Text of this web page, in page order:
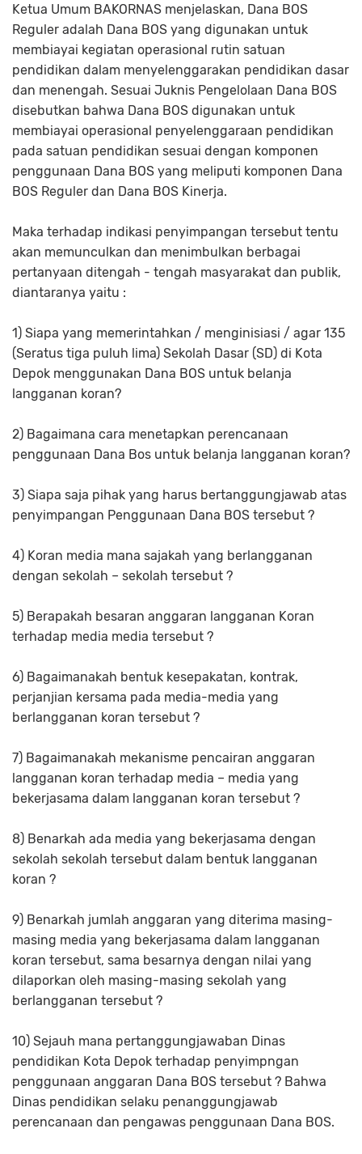
Ketua Umum BAKORNAS menjelaskan, Dana BOS
Reguler adalah Dana BOS yang digunakan untuk
membiayai kegiatan operasional rutin satuan
pendidikan dalam menyelenggarakan pendidikan dasar
dan menengah. Sesuai Juknis Pengelolaan Dana BOS
disebutkan bahwa Dana BOS digunakan untuk
membiayai operasional penyelenggaraan pendidikan
pada satuan pendidikan sesuai dengan komponen
penggunaan Dana BOS yang meliputi komponen Dana
BOS Reguler dan Dana BOS Kinerja.
Maka terhadap indikasi penyimpangan tersebut tentu
akan memunculkan dan menimbulkan berbagai
pertanyaan ditengah - tengah masyarakat dan publik,
diantaranya yaitu :
1) Siapa yang memerintahkan / menginisiasi / agar 135
(Seratus tiga puluh lima) Sekolah Dasar (SD) di Kota
Depok menggunakan Dana BOS untuk belanja
langganan koran?
2) Bagaimana cara menetapkan perencanaan
penggunaan Dana Bos untuk belanja langganan koran?
3) Siapa saja pihak yang harus bertanggungjawab atas
penyimpangan Penggunaan Dana BOS tersebut ?
4) Koran media mana sajakah yang berlangganan
dengan sekolah – sekolah tersebut ?
5) Berapakah besaran anggaran langganan Koran
terhadap media media tersebut ?
6) Bagaimanakah bentuk kesepakatan, kontrak,
perjanjian kersama pada media-media yang
berlangganan koran tersebut ?
7) Bagaimanakah mekanisme pencairan anggaran
langganan koran terhadap media – media yang
bekerjasama dalam langganan koran tersebut ?
8) Benarkah ada media yang bekerjasama dengan
sekolah sekolah tersebut dalam bentuk langganan
koran ?
9) Benarkah jumlah anggaran yang diterima masing-
masing media yang bekerjasama dalam langganan
koran tersebut, sama besarnya dengan nilai yang
dilaporkan oleh masing-masing sekolah yang
berlangganan tersebut ?
10) Sejauh mana pertanggungjawaban Dinas
pendidikan Kota Depok terhadap penyimpngan
penggunaan anggaran Dana BOS tersebut ? Bahwa
Dinas pendidikan selaku penanggungjawab
perencanaan dan pengawas penggunaan Dana BOS.